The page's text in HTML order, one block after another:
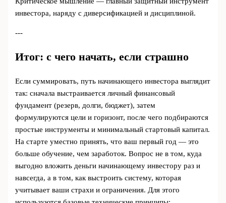
инвестора, наряду с диверсификацией и дисциплиной.
---
Итог: с чего начать, если страшно
Если суммировать, путь начинающего инвестора выглядит
так: сначала выстраивается личный финансовый
фундамент (резерв, долги, бюджет), затем
формулируются цели и горизонт, после чего подбираются
простые инструменты и минимальный стартовый капитал.
На старте уместно принять, что ваш первый год — это
больше обучение, чем заработок. Вопрос не в том, куда
выгодно вложить деньги начинающему инвестору раз и
навсегда, а в том, как выстроить систему, которая
учитывает ваши страхи и ограничения. Для этого